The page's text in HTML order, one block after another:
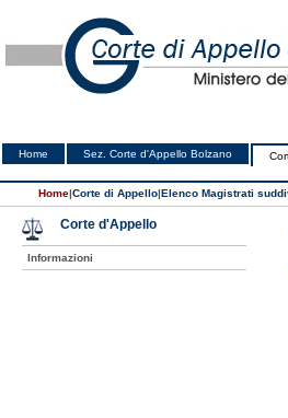
Home Sez. Corte d'Appello Bolzano
Home|Corte di Appello|Elenco Magistrati
Corte d'Appello
Informazioni